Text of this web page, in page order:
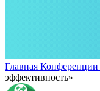
Главная Конференции
эффективность»